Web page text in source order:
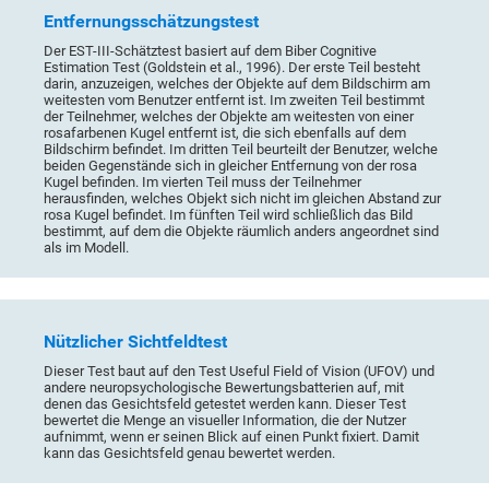
Entfernungsschätzungstest
Der EST-III-Schätztest basiert auf dem Biber Cognitive
Estimation Test (Goldstein et al., 1996). Der erste Teil besteht
darin, anzuzeigen, welches der Objekte auf dem Bildschirm am
weitesten vom Benutzer entfernt ist. Im zweiten Teil bestimmt
der Teilnehmer, welches der Objekte am weitesten von einer
rosafarbenen Kugel entfernt ist, die sich ebenfalls auf dem
Bildschirm befindet. Im dritten Teil beurteilt der Benutzer, welche
beiden Gegenstände sich in gleicher Entfernung von der rosa
Kugel befinden. Im vierten Teil muss der Teilnehmer
herausfinden, welches Objekt sich nicht im gleichen Abstand zur
rosa Kugel befindet. Im fünften Teil wird schließlich das Bild
bestimmt, auf dem die Objekte räumlich anders angeordnet sind
als im Modell.
Nützlicher Sichtfeldtest
Dieser Test baut auf den Test Useful Field of Vision (UFOV) und
andere neuropsychologische Bewertungsbatterien auf, mit
denen das Gesichtsfeld getestet werden kann. Dieser Test
bewertet die Menge an visueller Information, die der Nutzer
aufnimmt, wenn er seinen Blick auf einen Punkt fixiert. Damit
kann das Gesichtsfeld genau bewertet werden.